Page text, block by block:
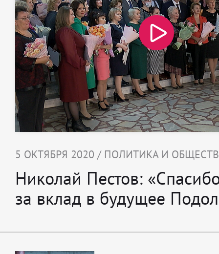
5 ОКТЯБРЯ 2020 / ПОЛИТИКА И
Николай Пестов:
за вклад в будущее